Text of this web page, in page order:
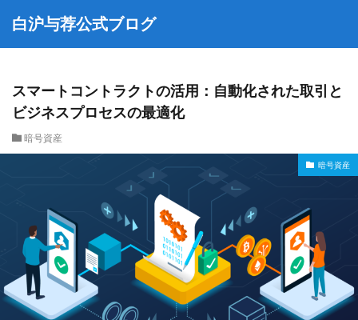
白沪与荐公式ブログ
スマートコントラクトの活用：自動化された取引と
ビジネスプロセスの最適化
暗号資産
暗号資産